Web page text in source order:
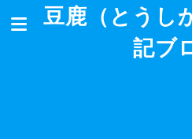
豆鹿（とうし
記ブ